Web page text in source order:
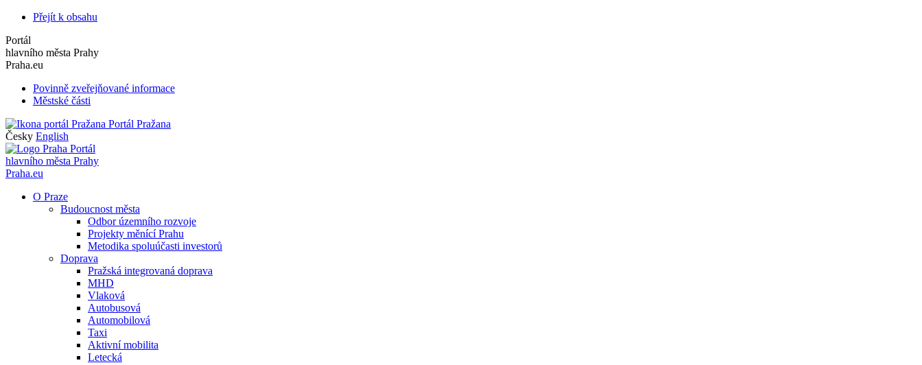
Přejít k obsahu
Portál
hlavního města Prahy
Praha.eu
Povinně zveřejňované informace
Městské části
Portál Pražana
Česky English
Portál
hlavního města Prahy
Praha.eu
O Praze
Budoucnost města
Odbor územního rozvoje
Projekty měnící Prahu
Metodika spoluúčasti investorů
Doprava
Pražská integrovaná doprava
MHD
Vlaková
Autobusová
Automobilová
Taxi
Aktivní mobilita
Letecká